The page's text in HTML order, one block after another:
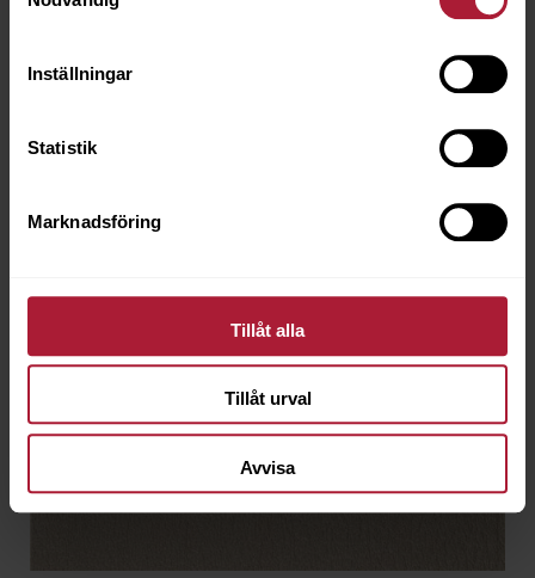
Inställningar
Statistik
Marknadsföring
Tillåt alla
Tillåt urval
Avvisa